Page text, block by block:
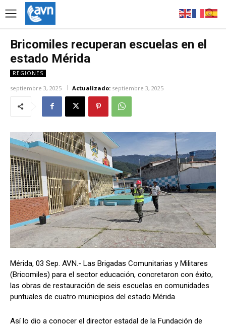
Bricomiles recuperan escuelas en el
estado Mérida
REGIONES
septiembre 3, 2025 Actualizado: septiembre 3, 2025
Mérida, 03 Sep. AVN.- Las Brigadas Comunitarias y Militares
(Bricomiles) para el sector educación, concretaron con éxito,
las obras de restauración de seis escuelas en comunidades
puntuales de cuatro municipios del estado Mérida.
Así lo dio a conocer el director estadal de la Fundación de